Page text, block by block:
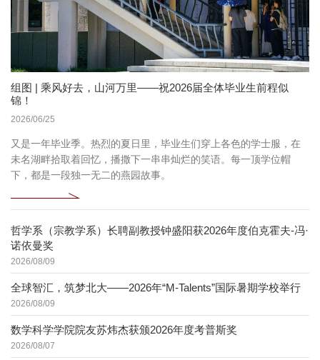
组图 | 乘风好去，山河万里——祝2026届全体毕业生前程似
锦！
2026/06/25
又是一年毕业季。热烈的夏日里，毕业生们穿上各色的学士服，在
未名湖畔拾取着回忆，播撒下一串串灿烂的笑语。每一顶学位帽
下，都是一段独一无二的燕园故事。
哲学系（宗教学系）长聘副教授钟盛阳获2026年度伯克霍夫-冯·
诺依曼奖
2026/08/09
全球智汇，筑梦北大——2026年“M-Talents”国际暑期学校举行
2026/08/09
数学科学学院院友苏炜杰获颁2026年度考普斯奖
2026/08/07